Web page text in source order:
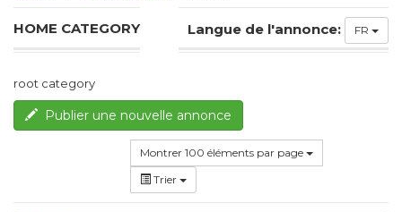
HOME CATEGORY Langue de l'annonce: FR
root category
Publier une nouvelle annonce
Montrer 100 éléments par page
Trier